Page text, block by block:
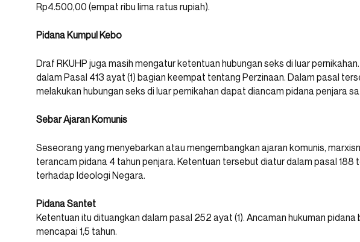
Rp4.500,00 (empat ribu lima ratus rupiah).
Pidana Kumpul Kebo
Draf RKUHP juga masih mengatur ketentuan hubungan seks di luar
dalam Pasal 413 ayat (1) bagian keempat tentang Perzinaan. Dalam pasal
melakukan hubungan seks di luar pernikahan dapat diancam pidana penjara
Sebar Ajaran Komunis
Seseorang yang menyebarkan atau mengembangkan ajaran komunis,
terancam pidana 4 tahun penjara. Ketentuan tersebut diatur dalam pasal 188
terhadap Ideologi Negara.
Pidana Santet
Ketentuan itu dituangkan dalam pasal 252 ayat (1). Ancaman hukuman
mencapai 1,5 tahun.